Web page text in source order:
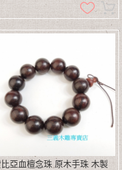
亞血檀念珠 原木手珠 木製